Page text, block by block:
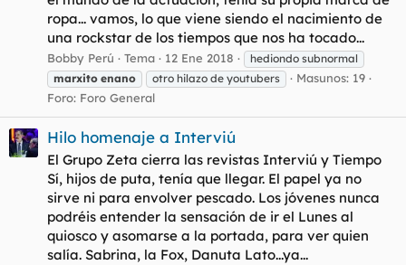
ropa... vamos, lo que viene siendo el nacimiento de
una rockstar de los tiempos que nos ha tocado...
Bobby Perú Tema 12 Ene 2018
hediondo subnormal
marxito enano otro hilazo de youtubers
Masunos: 19
Foro: Foro General
Hilo homenaje a Interviú
El Grupo Zeta cierra las revistas Interviú y Tiempo
Sí, hijos de puta, tenía que llegar. El papel ya no
sirve ni para envolver pescado. Los jóvenes nunca
podréis entender la sensación de ir el Lunes al
quiosco y asomarse a la portada, para ver quien
salía. Sabrina, la Fox, Danuta Lato...ya...